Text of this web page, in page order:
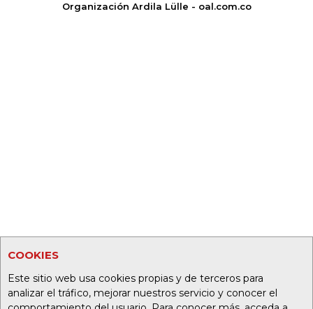
COOKIES
Este sitio web usa cookies propias y de terceros para
analizar el tráfico, mejorar nuestros servicio y conocer el
Organización Ardila Lülle - oal.com.co